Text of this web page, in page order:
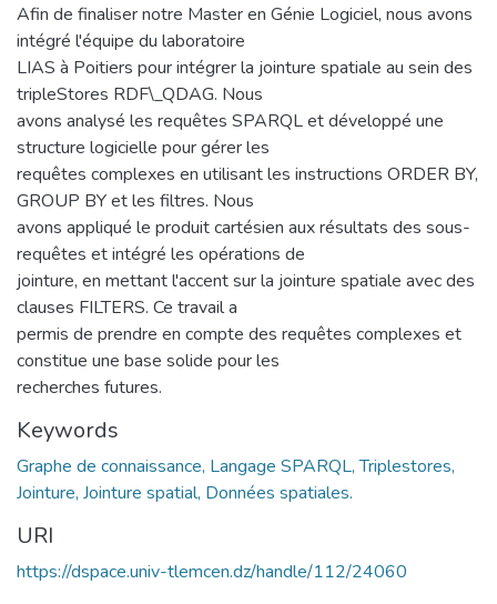
Afin de finaliser notre Master en Génie Logiciel, nous avons
intégré l'équipe du laboratoire
LIAS à Poitiers pour intégrer la jointure spatiale au sein des
tripleStores RDF\_QDAG. Nous
avons analysé les requêtes SPARQL et développé une
structure logicielle pour gérer les
requêtes complexes en utilisant les instructions ORDER BY,
GROUP BY et les filtres. Nous
avons appliqué le produit cartésien aux résultats des sous-
requêtes et intégré les opérations de
jointure, en mettant l'accent sur la jointure spatiale avec des
clauses FILTERS. Ce travail a
permis de prendre en compte des requêtes complexes et
constitue une base solide pour les
recherches futures.
Keywords
Graphe de connaissance, Langage SPARQL, Triplestores,
Jointure, Jointure spatial, Données spatiales.
URI
https://dspace.univ-tlemcen.dz/handle/112/24060